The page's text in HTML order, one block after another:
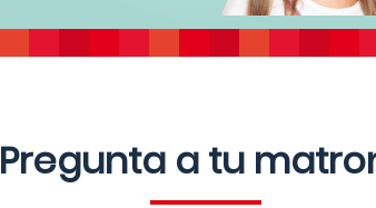
Pregunta a tu